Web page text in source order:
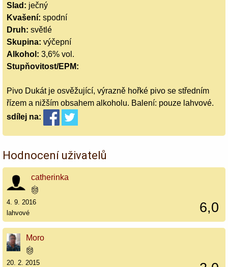
Slad: ječný
Kvašení: spodní
Druh: světlé
Skupina: výčepní
Alkohol: 3,6% vol.
Stupňovitost/EPM:
Pivo Dukát je osvěžující, výrazně hořké pivo se středním
řízem a nižším obsahem alkoholu. Balení: pouze lahvové.
sdílej na:
Hodnocení uživatelů
catherinka
6,0
4. 9. 2016
lahvové
Moro
20. 2. 2015